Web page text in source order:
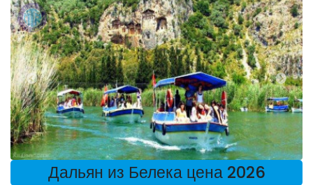
Дальян из Белека цена 2026